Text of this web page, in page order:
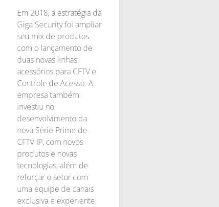
Em 2018, a estratégia da
Giga Security foi ampliar
seu mix de produtos
com o lançamento de
duas novas linhas:
acessórios para CFTV e
Controle de Acesso. A
empresa também
investiu no
desenvolvimento da
nova Série Prime de
CFTV IP, com novos
produtos e novas
tecnologias, além de
reforçar o setor com
uma equipe de canais
exclusiva e experiente.